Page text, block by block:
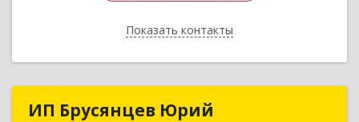
Показать контакты
Назад
ИП Брусянцев ЮрийИП Брусянцев Юрий